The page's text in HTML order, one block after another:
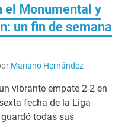
el Monumental y
un fin de semana
Mariano Hernández
vibrante empate 2-2 en
fecha de la Liga
todas sus